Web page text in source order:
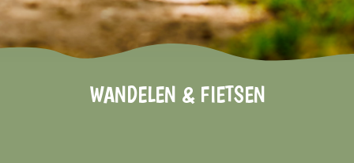
WANDELEN & FIETSEN